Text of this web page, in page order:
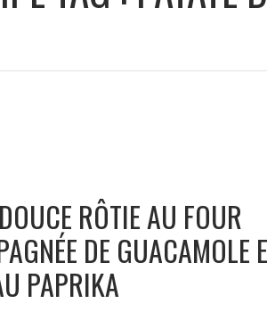
RÔTIE AU FOUR
DE GUACAMOLE
PAPRIKA